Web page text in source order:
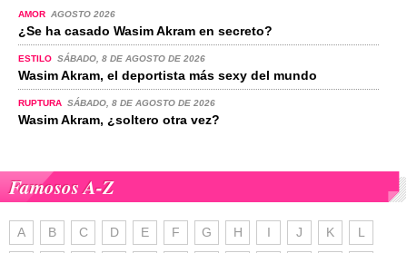
AMOR AGOSTO 2026
¿Se ha casado Wasim Akram en secreto?
ESTILO SÁBADO, 8 DE AGOSTO DE 2026
Wasim Akram, el deportista más sexy del mundo
RUPTURA SÁBADO, 8 DE AGOSTO DE 2026
Wasim Akram, ¿soltero otra vez?
Famosos A-Z
A B C D E F G H I J K L